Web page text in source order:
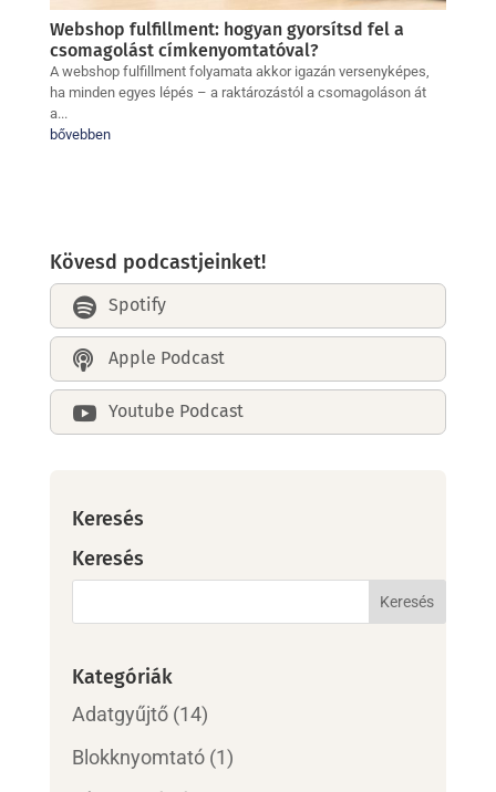
Webshop fulfillment: hogyan gyorsítsd fel a
csomagolást címkenyomtatóval?
A webshop fulfillment folyamata akkor igazán versenyképes,
ha minden egyes lépés – a raktározástól a csomagoláson át
a...
bővebben
Kövesd podcastjeinket!
 Spotify
 Apple Podcast
 Youtube Podcast
Keresés
Keresés
Kategóriák
Adatgyűjtő(14)
Blokknyomtató(1)